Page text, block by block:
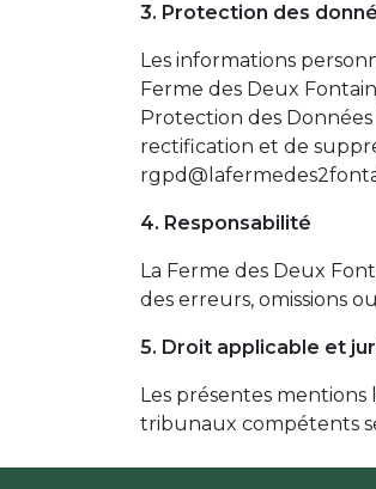
3. Protection des
Les informations
Ferme des Deux
Protection des Données
rectification et de
4. Responsabilité
La Ferme des Deux
des erreurs, omissions
5. Droit applicable et
Les présentes
tribunaux compétents